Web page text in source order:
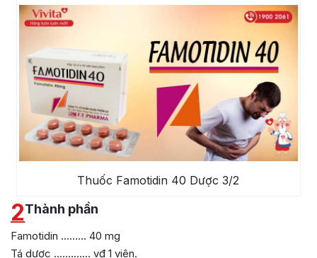
Thuốc Famotidin 40 Dược 3/2
2Thành phần
Famotidin ……… 40 mg
Tá dược …………. vđ 1 viên.